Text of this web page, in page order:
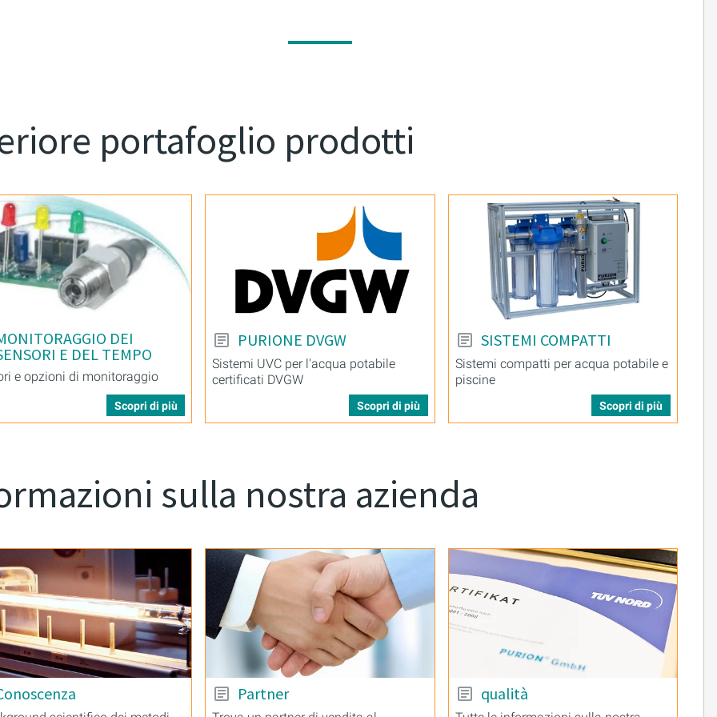
portafoglio prodotti
DEI
E DEL TEMPO
e opzioni di monitoraggio
Scopri di più
PURIONE DVGW
Sistemi UVC per l'acqua potabile
certificati DVGW
Scopri di più
SISTEMI COMPATTI
Sistemi compatti per acqua potabile e
piscine
Scopri di più
sulla nostra azienda
Partner qualità